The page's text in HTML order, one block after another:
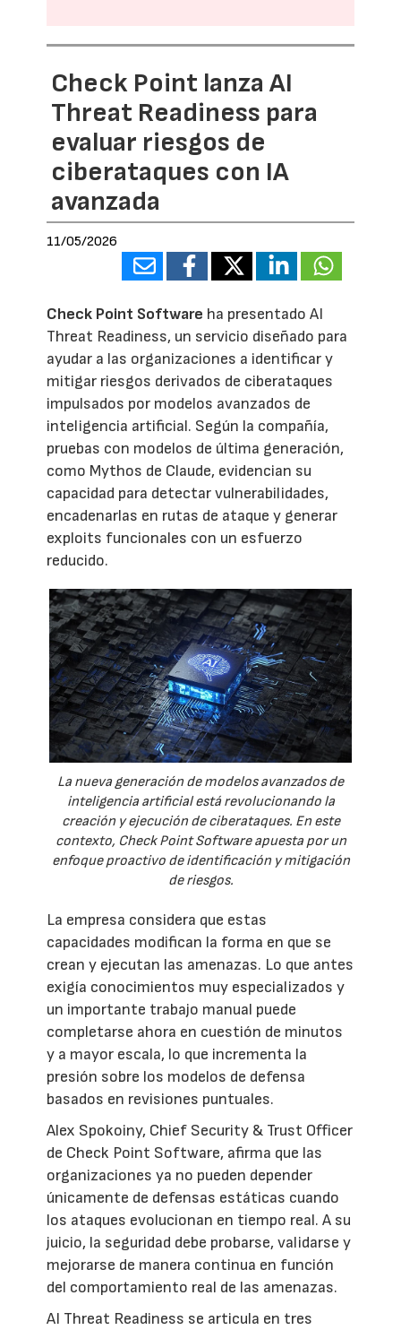
Check Point lanza AI
Threat Readiness para
evaluar riesgos de
ciberataques con IA
avanzada
11/05/2026
Check Point Software ha presentado AI
Threat Readiness, un servicio diseñado para
ayudar a las organizaciones a identificar y
mitigar riesgos derivados de ciberataques
impulsados por modelos avanzados de
inteligencia artificial. Según la compañía,
pruebas con modelos de última generación,
como Mythos de Claude, evidencian su
capacidad para detectar vulnerabilidades,
encadenarlas en rutas de ataque y generar
exploits funcionales con un esfuerzo
reducido.
La nueva generación de modelos avanzados de
inteligencia artificial está revolucionando la
creación y ejecución de ciberataques. En este
contexto, Check Point Software apuesta por un
enfoque proactivo de identificación y mitigación
de riesgos.
La empresa considera que estas
capacidades modifican la forma en que se
crean y ejecutan las amenazas. Lo que antes
exigía conocimientos muy especializados y
un importante trabajo manual puede
completarse ahora en cuestión de minutos
y a mayor escala, lo que incrementa la
presión sobre los modelos de defensa
basados en revisiones puntuales.
Alex Spokoiny, Chief Security & Trust Officer
de Check Point Software, afirma que las
organizaciones ya no pueden depender
únicamente de defensas estáticas cuando
los ataques evolucionan en tiempo real. A su
juicio, la seguridad debe probarse, validarse y
mejorarse de manera continua en función
del comportamiento real de las amenazas.
AI Threat Readiness se articula en tres